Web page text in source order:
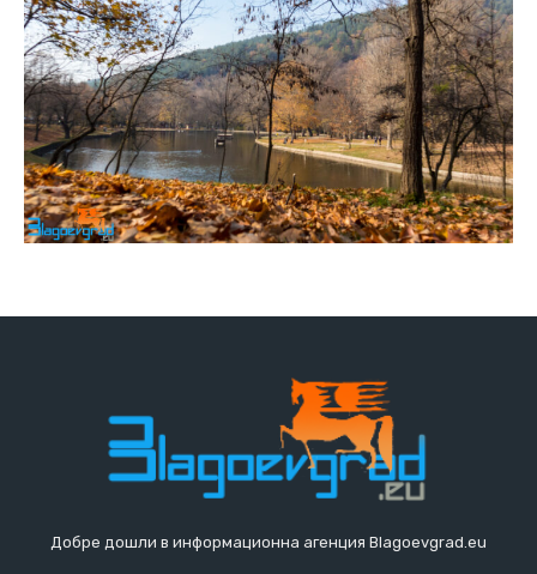
Добре дошли в информационна агенция Blagoevgrad.eu